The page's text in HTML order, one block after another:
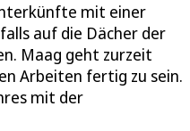
mit einer
auf die Dächer der
Maag geht zurzeit
Arbeiten fertig zu sein.
mit der